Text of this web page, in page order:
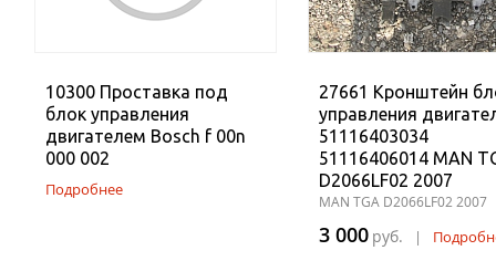
10300 Проставка под
блок управления
двигателем Bosch f 00n
000 002
Подробнее
27661 Кронштейн
управления
51116403034
51116406014 MAN
D2066LF02 2007
MAN TGA D2066LF02 2007
3 000 руб. |